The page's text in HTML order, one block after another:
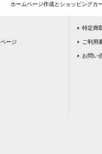
ホームページ作成とショッピングカ
ージ
特定商
ご利用
お問い